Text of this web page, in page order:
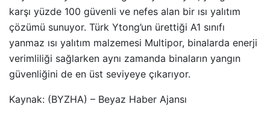
karşı yüzde 100 güvenli ve nefes alan bir ısı yalıtım
çözümü sunuyor. Türk Ytong’un ürettiği A1 sınıfı
yanmaz ısı yalıtım malzemesi Multipor, binalarda enerji
verimliliği sağlarken aynı zamanda binaların yangın
güvenliğini de en üst seviyeye çıkarıyor.
Kaynak: (BYZHA) – Beyaz Haber Ajansı